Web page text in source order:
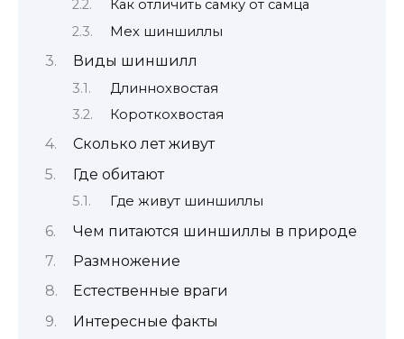
Как отличить самку от самца
Мех шиншиллы
Виды шиншилл
Длиннохвостая
Короткохвостая
Сколько лет живут
Где обитают
Где живут шиншиллы
Чем питаются шиншиллы в природе
Размножение
Естественные враги
Интересные факты